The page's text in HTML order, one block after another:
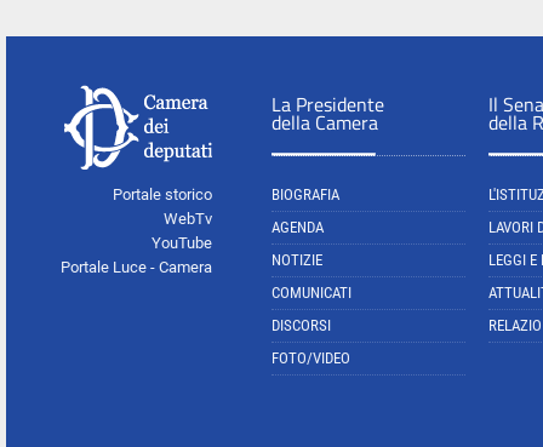
Portale storico
WebTv
YouTube
Portale Luce - Camera
La Presidente
della Camera
BIOGRAFIA
AGENDA
NOTIZIE
COMUNICATI
DISCORSI
FOTO/VIDEO
Il
della
LAVORI
LEGGI E